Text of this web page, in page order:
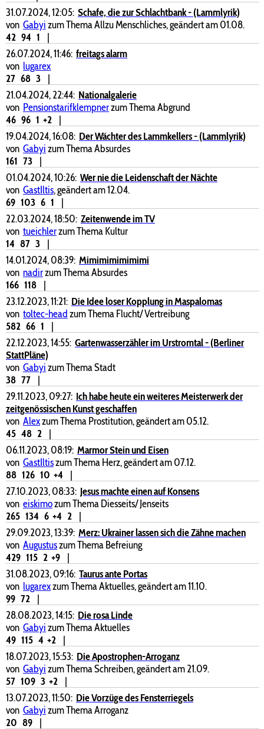
31.07.2024, 12:05: Schafe, die zur Schlachtbank - (Lammlyrik)
von Gabyizum Thema Allzu Menschliches, geändert am 01.08.
42 94 1
|
26.07.2024, 11:46: freitags alarm
von lugarex
27 68 3
|
21.04.2024, 22:44: Nationalgalerie
von Pensionstarifklempnerzum Thema Abgrund
46 96 1 +2
|
19.04.2024, 16:08: Der Wächter des Lammkellers - (Lammlyrik)
von Gabyizum Thema Absurdes
161 73
|
01.04.2024, 10:26: Wer nie die Leidenschaft der Nächte
von GastIltis, geändert am 12.04.
69 103 6 1
|
22.03.2024, 18:50: Zeitenwende im TV
von tueichlerzum Thema Kultur
14 87 3
|
14.01.2024, 08:39: Mimimimimimimi
von nadirzum Thema Absurdes
166 118
|
23.12.2023, 11:21: Die Idee loser Kopplung in Maspalomas
von toltec-headzum Thema Flucht/ Vertreibung
582 66 1
|
22.12.2023, 14:55: Gartenwasserzähler im Urstromtal - (Berliner
StattPläne)
von Gabyizum Thema Stadt
38 77
|
29.11.2023, 09:27: Ich habe heute ein weiteres Meisterwerk der
zeitgenössischen Kunst geschaffen
von Alexzum Thema Prostitution, geändert am 05.12.
45 48 2
|
06.11.2023, 08:19: Marmor Stein und Eisen
von GastIltiszum Thema Herz, geändert am 07.12.
88 126 10 +4
|
27.10.2023, 08:33: Jesus machte einen auf Konsens
von eiskimozum Thema Diesseits/ Jenseits
265 134 6 +4 2
|
29.09.2023, 13:39: Merz: Ukrainer lassen sich die Zähne machen
von Augustuszum Thema Befreiung
429 115 2 +9
|
31.08.2023, 09:16: Taurus ante Portas
von lugarexzum Thema Aktuelles, geändert am 11.10.
99 72
|
28.08.2023, 14:15: Die rosa Linde
von Gabyizum Thema Aktuelles
49 115 4 +2
|
18.07.2023, 15:53: Die Apostrophen-Arroganz
von Gabyizum Thema Schreiben, geändert am 21.09.
57 109 3 +2
|
13.07.2023, 11:50: Die Vorzüge des Fensterriegels
von Gabyizum Thema Arroganz
20 89
|